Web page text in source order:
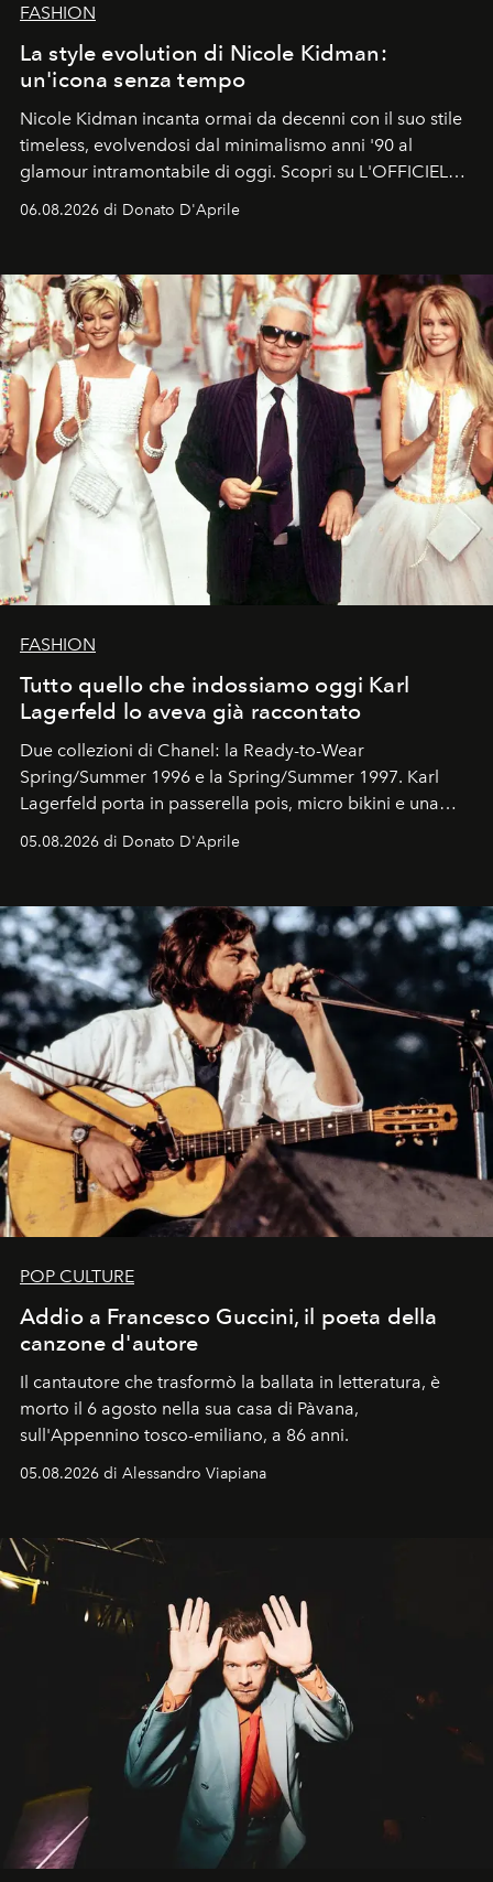
FASHION
La style evolution di Nicole Kidman:
un'icona senza tempo
Nicole Kidman incanta ormai da decenni con il suo stile
timeless, evolvendosi dal minimalismo anni '90 al
glamour intramontabile di oggi. Scopri su L'OFFICIEL
06.08.2026 di Donato D'Aprile
FASHION
Tutto quello che indossiamo oggi Karl
Lagerfeld lo aveva già raccontato
Due collezioni di Chanel: la Ready-to-Wear
Spring/Summer 1996 e la Spring/Summer 1997. Karl
Lagerfeld porta in passerella pois, micro bikini e una
Kate, Claudia e Carla una dietro l'altra. Trent'anni dopo,
uno dei documenti più contemporanei che abbiamo.
05.08.2026 di Donato D'Aprile
POP CULTURE
Addio a Francesco Guccini, il poeta della
canzone d'autore
Il cantautore che trasformò la ballata in letteratura, è
morto il 6 agosto nella sua casa di Pàvana,
sull'Appennino tosco-emiliano, a 86 anni.
05.08.2026 di Alessandro Viapiana